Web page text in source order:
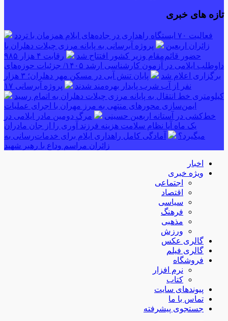
تازه های خبری
فعالیت ۷۰ ایستگاه راهداری در جاده‌های ایلام همزمان با تردد
زائران اربعین
پروژه آبرسانی به پایانه مرزی چیلات دهلران با
حضور قائم‌مقام وزیر کشور افتتاح شد
رقابت ۴ هزار ۹۸۵
داوطلب ایلامی در آزمون کارشناسی ارشد ۱۴۰۵/ جزئیات حوزه‌های
برگزاری اعلام شد
پایان تنش آبی در مسکن مهر دهلران؛ ۳ هزار
نفر از آب شرب پایدار بهره‌مند شدند
پروژه آبرسانی ۱۷
کیلومتری خط انتقال به پایانه مرزی چیلات دهلران به اتمام رسید
ایمن‌سازی محورهای منتهی به مرز مهران با اجرای عملیات
خط‌کشی در آستانه اربعین حسینی
مرگ دومین مادر ایلامی در
یک ماه آیا نظام سلامت هزینه فرزند آوری را از جان مادران
میگیرد؟
آمادگی کامل راهداری ایلام برای خدمات‌رسانی به
زائران مراسم وداع با رهبر شهید
اخبار
ویژه خبری
اجتماعی
اقتصاد
سیاسی
فرهنگ
مذهبی
ورزش
گالری عکس
گالری فیلم
فروشگاه
نرم افزار
کتاب
پیوندهای سایت
تماس با ما
جستجوی پیشرفته